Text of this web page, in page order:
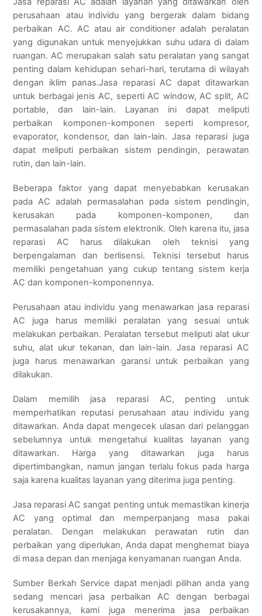
perusahaan atau individu yang bergerak dalam bidang
perbaikan AC. AC atau air conditioner adalah peralatan
yang digunakan untuk menyejukkan suhu udara di dalam
ruangan. AC merupakan salah satu peralatan yang sangat
penting dalam kehidupan sehari-hari, terutama di wilayah
dengan iklim panas.Jasa reparasi AC dapat ditawarkan
untuk berbagai jenis AC, seperti AC window, AC split, AC
portable, dan lain-lain. Layanan ini dapat meliputi
perbaikan komponen-komponen seperti kompresor,
evaporator, kondensor, dan lain-lain. Jasa reparasi juga
dapat meliputi perbaikan sistem pendingin, perawatan
rutin, dan lain-lain.
Beberapa faktor yang dapat menyebabkan kerusakan
pada AC adalah permasalahan pada sistem pendingin,
kerusakan pada komponen-komponen, dan
permasalahan pada sistem elektronik. Oleh karena itu, jasa
reparasi AC harus dilakukan oleh teknisi yang
berpengalaman dan berlisensi. Teknisi tersebut harus
memiliki pengetahuan yang cukup tentang sistem kerja
AC dan komponen-komponennya.
Perusahaan atau individu yang menawarkan jasa reparasi
AC juga harus memiliki peralatan yang sesuai untuk
melakukan perbaikan. Peralatan tersebut meliputi alat ukur
suhu, alat ukur tekanan, dan lain-lain. Jasa reparasi AC
juga harus menawarkan garansi untuk perbaikan yang
dilakukan.
Dalam memilih jasa reparasi AC, penting untuk
memperhatikan reputasi perusahaan atau individu yang
ditawarkan. Anda dapat mengecek ulasan dari pelanggan
sebelumnya untuk mengetahui kualitas layanan yang
ditawarkan. Harga yang ditawarkan juga harus
dipertimbangkan, namun jangan terlalu fokus pada harga
saja karena kualitas layanan yang diterima juga penting.
Jasa reparasi AC sangat penting untuk memastikan kinerja
AC yang optimal dan memperpanjang masa pakai
peralatan. Dengan melakukan perawatan rutin dan
perbaikan yang diperlukan, Anda dapat menghemat biaya
di masa depan dan menjaga kenyamanan ruangan Anda.
Sumber Berkah Service dapat menjadi pilihan anda yang
sedang mencari jasa perbaikan AC dengan berbagai
kerusakannya, kami juga menerima jasa perbaikan